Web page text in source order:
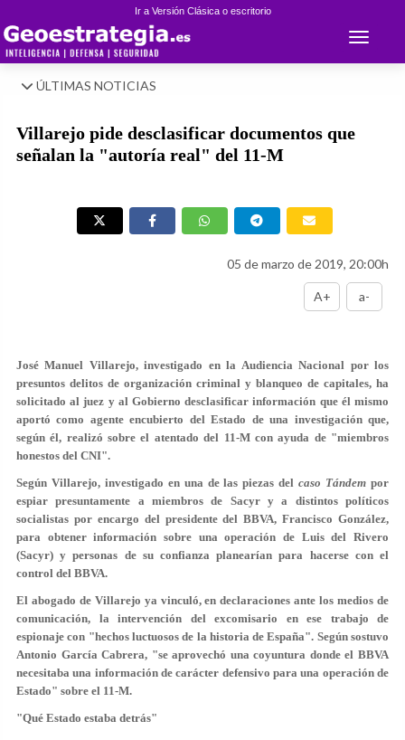
Ir a Versión Clásica o escritorio
Toggle
ÚLTIMAS NOTICIAS
Villarejo pide desclasificar documentos que
señalan la "autoría real" del 11-M
05 de marzo de 2019, 20:00h
A+ a-
José Manuel Villarejo, investigado en la Audiencia Nacional por los
presuntos delitos de organización criminal y blanqueo de capitales, ha
solicitado al juez y al Gobierno desclasificar información que él mismo
aportó como agente encubierto del Estado de una investigación que,
según él, realizó sobre el atentado del 11-M con ayuda de "miembros
honestos del CNI".
Según Villarejo, investigado en una de las piezas delcaso Tándem por
espiar presuntamente a miembros de Sacyr y a distintos políticos
socialistas por encargo del presidente del BBVA, Francisco González,
para obtener información sobre una operación de Luis del Rivero
(Sacyr) y personas de su confianza planearían para hacerse con el
control del BBVA.
El abogado de Villarejo ya vinculó, en declaraciones ante los medios de
comunicación, la intervención del excomisario en ese trabajo de
espionaje con "hechos luctuosos de la historia de España". Según sostuvo
Antonio García Cabrera, "se aprovechó una coyuntura donde el BBVA
necesitaba una información de carácter defensivo para una operación de
Estado" sobre el 11-M.
"Qué Estado estaba detrás"